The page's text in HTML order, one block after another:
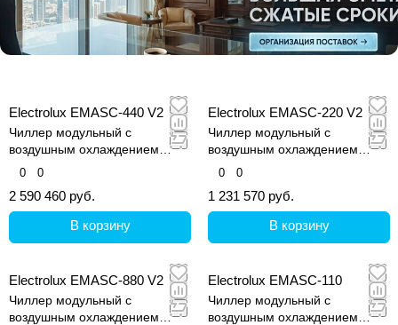
Electrolux EMASC-440 V2
Чиллер модульный с
воздушным охлаждением
конденсатора
0 0
2 590 460 руб.
В корзину
Electrolux EMASC-220 V2
Чиллер модульный с
воздушным охлаждением
конденсатора
0 0
1 231 570 руб.
В корзину
Electrolux EMASC-880 V2
Чиллер модульный с
воздушным охлаждением
Electrolux EMASC-110
Чиллер модульный с
воздушным охлаждением